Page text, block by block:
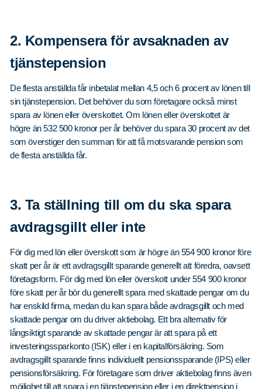
2. Kompensera för avsaknaden av
tjänstepension
De flesta anställda får inbetalat mellan 4,5 och 6 procent av lönen till
sin tjänstepension. Det behöver du som företagare också minst
spara av lönen eller överskottet. Om lönen eller överskottet är
högre än 532 500 kronor per år behöver du spara 30 procent av det
som överstiger den summan för att få motsvarande pension som
de flesta anställda får.
3. Ta ställning till om du ska spara
avdragsgillt eller inte
För dig med lön eller överskott som är högre än 554 900 kronor före
skatt per år är ett avdragsgillt sparande generellt att föredra, oavsett
företagsform. För dig med lön eller överskott under 554 900 kronor
före skatt per år bör du generellt spara med skattade pengar om du
har enskild firma, medan du kan spara både avdragsgillt och med
skattade pengar om du driver aktiebolag. Ett bra alternativ för
långsiktigt sparande av skattade pengar är att spara på ett
investeringssparkonto (ISK) eller i en kapitalförsäkring. Som
avdragsgillt sparande finns individuellt pensionssparande (IPS) eller
pensionsförsäkring. För företagare som driver aktiebolag finns även
möjlighet till att spara i en tjänstepension eller i en direktpension i